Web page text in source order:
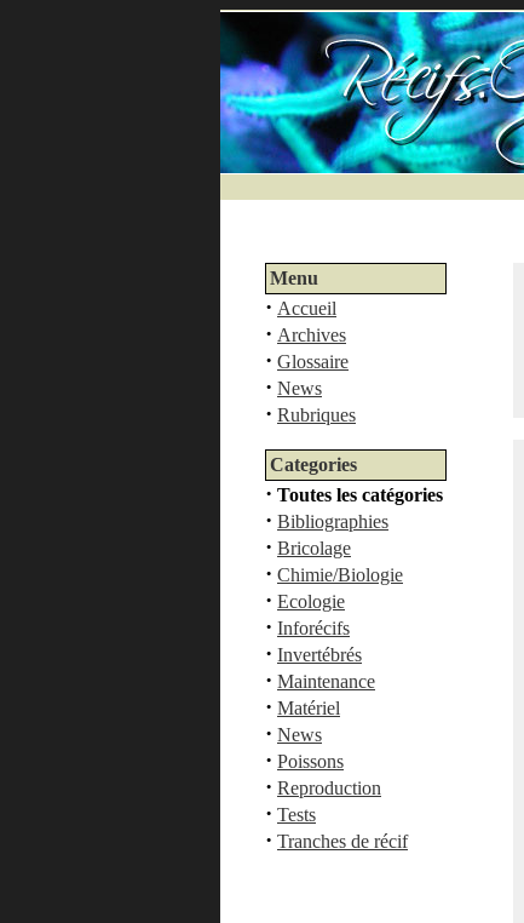
Menu
· Accueil
· Archives
· Glossaire
· News
· Rubriques
Categories
· Toutes les catégories
· Bibliographies
· Bricolage
· Chimie/Biologie
· Ecologie
· Inforécifs
· Invertébrés
· Maintenance
· Matériel
· News
· Poissons
· Reproduction
· Tests
· Tranches de récif